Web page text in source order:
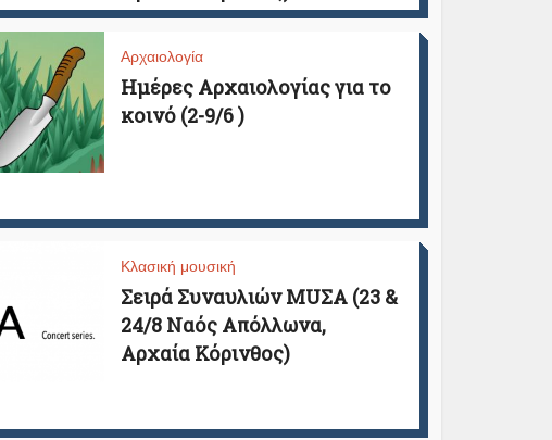
Αρχαιολογία
Ημέρες Αρχαιολογίας για το
κοινό (2-9/6 )
Κλασική μουσική
Σειρά Συναυλιών MUΣΑ (23 &
24/8 Ναός Απόλλωνα,
Αρχαία Κόρινθος)